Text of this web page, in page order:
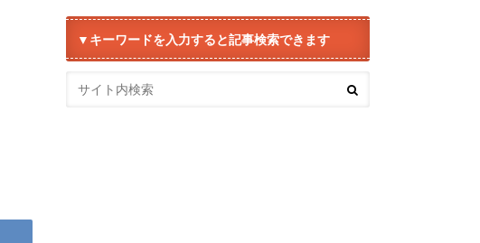
▼キーワードを入力すると記事検索できます